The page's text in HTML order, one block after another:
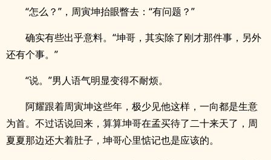
“怎么？”，周寅坤抬眼瞥去：“有问题？”
确实有些出乎意料。“坤哥，其实除了刚才那件事，另外
还有个事。”
“说。”男人语气明显变得不耐烦。
阿耀跟着周寅坤这些年，极少见他这样，一向都是生意
为首。不过话说回来，算算坤哥在孟买待了二十来天了，周
夏夏那边还大着肚子，坤哥心里惦记也是应该的。